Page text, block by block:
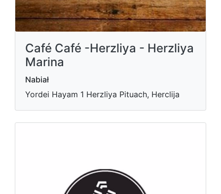
Café Café -Herzliya - Herzliya
Marina
Nabiał
Yordei Hayam 1 Herzliya Pituach, Herclija